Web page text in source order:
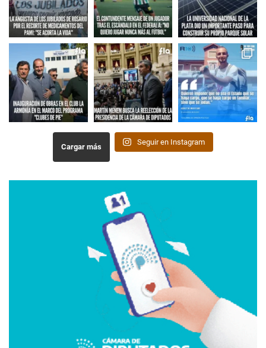
Cargar más
Seguir en Instagram